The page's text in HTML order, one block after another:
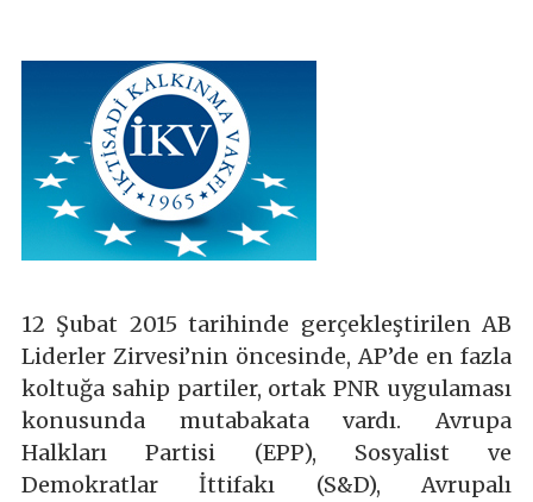
12 Şubat 2015 tarihinde gerçekleştirilen AB
Liderler Zirvesi’nin öncesinde, AP’de en fazla
koltuğa sahip partiler, ortak PNR uygulaması
konusunda mutabakata vardı. Avrupa
Halkları Partisi (EPP), Sosyalist ve
Demokratlar İttifakı (S&D), Avrupalı